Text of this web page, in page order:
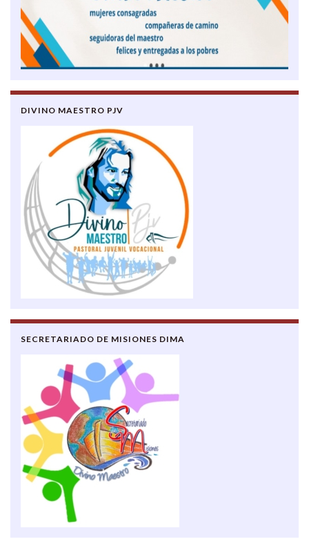
DIVINO MAESTRO PJV
SECRETARIADO DE MISIONES DIMA